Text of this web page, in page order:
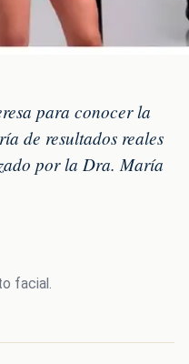
para conocer la
de resultados reales
por la Dra. María
facial.